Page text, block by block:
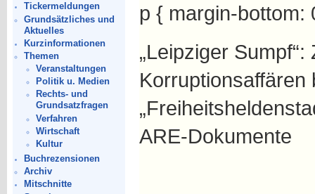
Tickermeldungen
Grundsätzliches und
Aktuelles
Kurzinformationen
Themen
Veranstaltungen
Politik u. Medien
Rechts- und
Grundsatzfragen
Verfahren
Wirtschaft
Kultur
Buchrezensionen
Archiv
Mitschnitte
p { margin-bottom:
„Leipziger Sumpf“:
Korruptionsaffären
ARE-Dokumente